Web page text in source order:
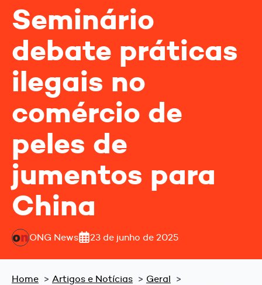
Seminário
debate práticas
ilegais no
comércio de
peles de
jumentos para
China
ONG News 23 de junho de 2025
Home Artigos e Notícias
Geral